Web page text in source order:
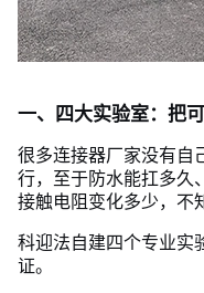
一、四大实验室：把
很多连接器厂家没有自
行，至于防水能扛多久
接触电阻变化多少，不
科迎法自建四个专业实
证。